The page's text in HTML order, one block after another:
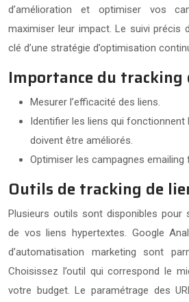
d’amélioration et optimiser vos
maximiser leur impact. Le suivi précis
clé d’une stratégie d’optimisation
Importance du tracking
Mesurer l’efficacité des liens.
Identifier les liens qui fonctionnent
doivent être améliorés.
Optimiser les campagnes emailing
Outils de tracking de
Plusieurs outils sont disponibles pour
de vos liens hypertextes. Google
d’automatisation marketing sont
Choisissez l’outil qui correspond le
votre budget. Le paramétrage des